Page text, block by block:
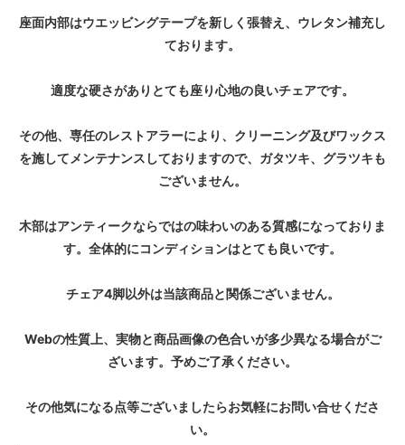
座面内部はウエッビングテープを新しく張替え、ウレタン補充し
ております。
適度な硬さがありとても座り心地の良いチェアです。
その他、専任のレストアラーにより、クリーニング及びワックス
を施してメンテナンスしておりますので、ガタツキ、グラツキも
ございません。
木部はアンティークならではの味わいのある質感になっておりま
す。全体的にコンディションはとても良いです。
チェア4脚以外は当該商品と関係ございません。
Webの性質上、実物と商品画像の色合いが多少異なる場合がご
ざいます。予めご了承ください。
その他気になる点等ございましたらお気軽にお問い合せくださ
い。